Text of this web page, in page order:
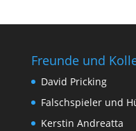
Freunde und
David Pricking
Falschspieler und
Kerstin Andreatta